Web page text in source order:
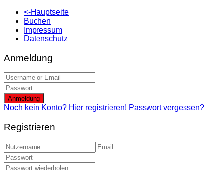
<-Hauptseite
Buchen
Impressum
Datenschutz
Anmeldung
Anmeldung
Noch kein Konto? Hier registrieren! Passwort vergessen?
Registrieren